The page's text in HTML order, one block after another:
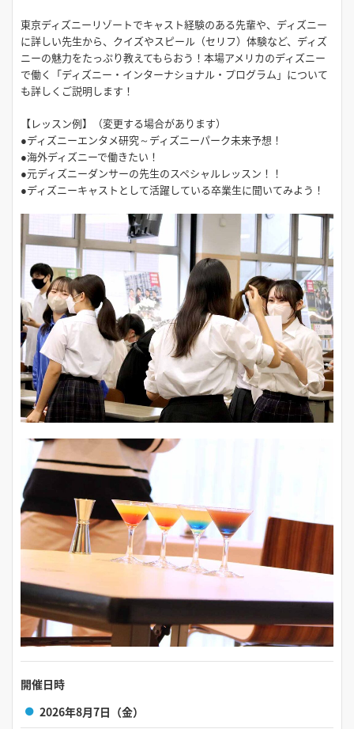
2026年8月25日（火）
13:30～16:00
2026年8月26日（水）
13:30～16:00
2026年8月27日（木）
13:30～16:00
2026年8月29日（土）
13:30～16:00
2026年8月30日（日）
13:30～16:00
2026年9月6日（日）
13:30～16:00
2026年9月13日（日）
13:30～16:00
2026年9月20日（日）
13:30～16:00
2026年9月23日（水）
13:30～16:00
2026年9月26日（土）
10:00～13:00
2026年9月27日（日）
東京ディズニーリゾートでキャスト経験のある先輩や、ディズニー
に詳しい先生から、クイズやスピール（セリフ）体験など、ディズ
ニーの魅力をたっぷり教えてもらおう！本場アメリカのディズニー
で働く「ディズニー・インターナショナル・プログラム」について
も詳しくご説明します！
【レッスン例】（変更する場合があります）
●ディズニーエンタメ研究～ディズニーパーク未来予想！
●海外ディズニーで働きたい！
●元ディズニーダンサーの先生のスペシャルレッスン！！
●ディズニーキャストとして活躍している卒業生に聞いてみよう！
開催日時
2026年8月7日（金）